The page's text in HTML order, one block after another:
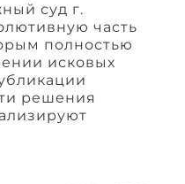
суд г.
часть
полностью
исковых
решения